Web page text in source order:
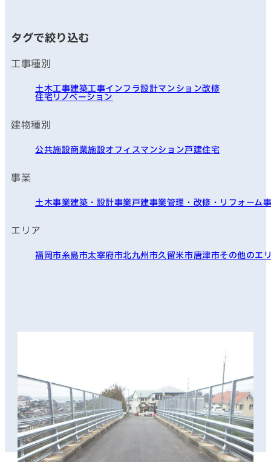
タグで絞り込む
工事種別
土木工事建築工事インフラ設計マンション改修
住宅リノベーション
建物種別
公共施設商業施設オフィスマンション戸建住宅
事業
土木事業建築・設計事業戸建事業管理・改修・リフォーム
エリア
福岡市糸島市太宰府市北九州市久留米市唐津市その他のエ